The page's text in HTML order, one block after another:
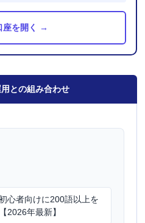
座を開く →
との組み合わせ
心者向けに200語以上を
2026年最新】